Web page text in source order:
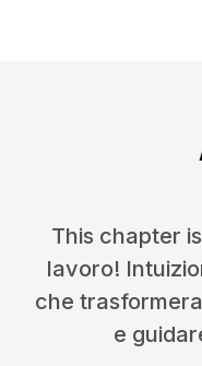
This chapter
lavoro!
che
e